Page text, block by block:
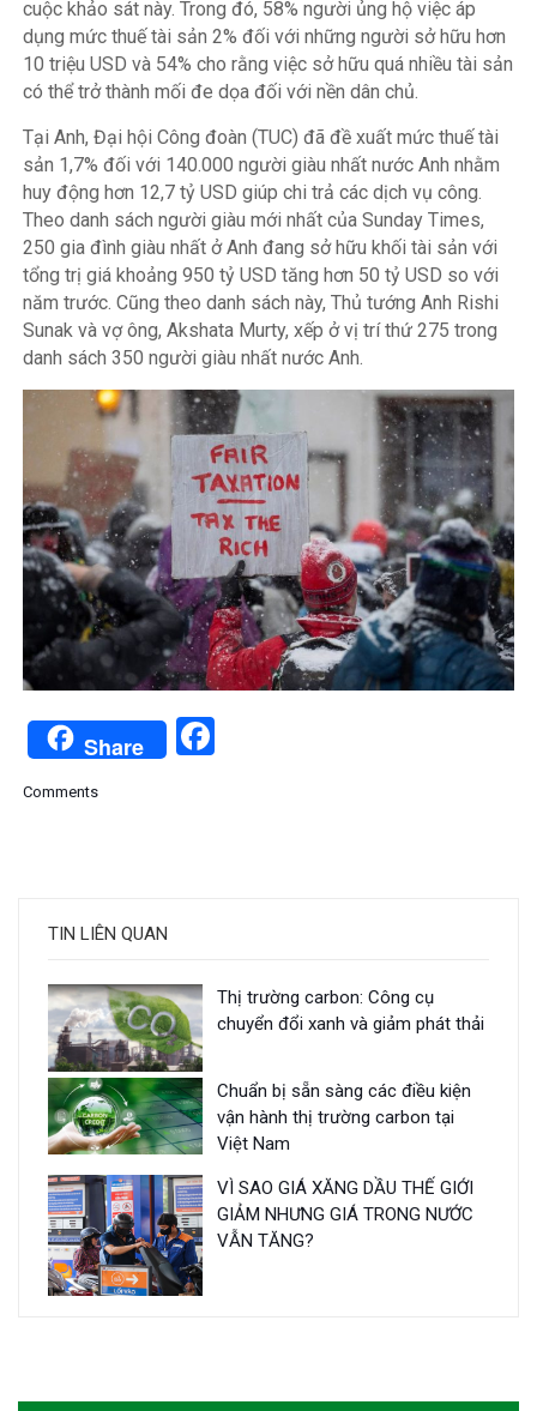
cuộc khảo sát này. Trong đó, 58% người ủng hộ việc áp
dụng mức thuế tài sản 2% đối với những người sở hữu hơn
10 triệu USD và 54% cho rằng việc sở hữu quá nhiều tài sản
có thể trở thành mối đe dọa đối với nền dân chủ.
Tại Anh, Đại hội Công đoàn (TUC) đã đề xuất mức thuế tài
sản 1,7% đối với 140.000 người giàu nhất nước Anh nhằm
huy động hơn 12,7 tỷ USD giúp chi trả các dịch vụ công.
Theo danh sách người giàu mới nhất của Sunday Times,
250 gia đình giàu nhất ở Anh đang sở hữu khối tài sản với
tổng trị giá khoảng 950 tỷ USD tăng hơn 50 tỷ USD so với
năm trước. Cũng theo danh sách này, Thủ tướng Anh Rishi
Sunak và vợ ông, Akshata Murty, xếp ở vị trí thứ 275 trong
danh sách 350 người giàu nhất nước Anh.
Share
Comments
TIN LIÊN QUAN
Thị trường carbon: Công cụ
chuyển đổi xanh và giảm phát thải
Chuẩn bị sẵn sàng các điều kiện
vận hành thị trường carbon tại
Việt Nam
VÌ SAO GIÁ XĂNG DẦU THẾ GIỚI
GIẢM NHƯNG GIÁ TRONG NƯỚC
VẪN TĂNG?